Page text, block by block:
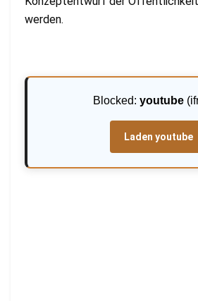
werden.
Blocked: youtube
Laden youtube